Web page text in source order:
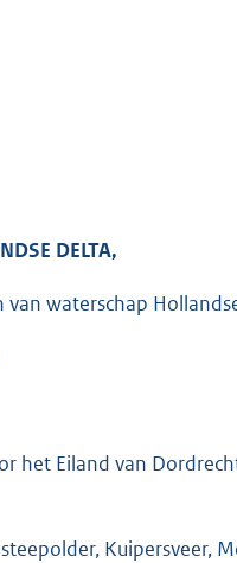
DELTA,
waterschap
het Eiland van
Kuipersveer,